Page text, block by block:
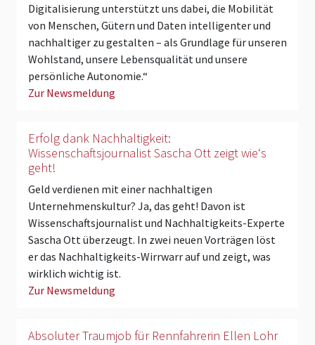
Digitalisierung unterstützt uns dabei, die Mobilität
von Menschen, Gütern und Daten intelligenter und
nachhaltiger zu gestalten – als Grundlage für unseren
Wohlstand, unsere Lebensqualität und unsere
persönliche Autonomie.“
Zur Newsmeldung
Erfolg dank Nachhaltigkeit:
Wissenschaftsjournalist Sascha Ott zeigt wie‘s
geht!
Geld verdienen mit einer nachhaltigen
Unternehmenskultur? Ja, das geht! Davon ist
Wissenschaftsjournalist und Nachhaltigkeits-Experte
Sascha Ott überzeugt. In zwei neuen Vorträgen löst
er das Nachhaltigkeits-Wirrwarr auf und zeigt, was
wirklich wichtig ist.
Zur Newsmeldung
Absoluter Traumjob für Rennfahrerin Ellen Lohr